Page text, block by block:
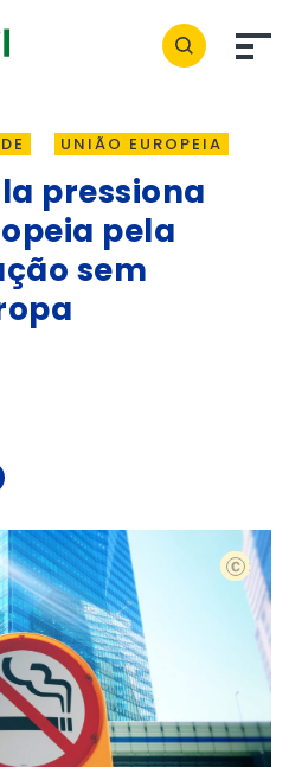
UNIÃO EUROPEIA
pressiona
pela
sem